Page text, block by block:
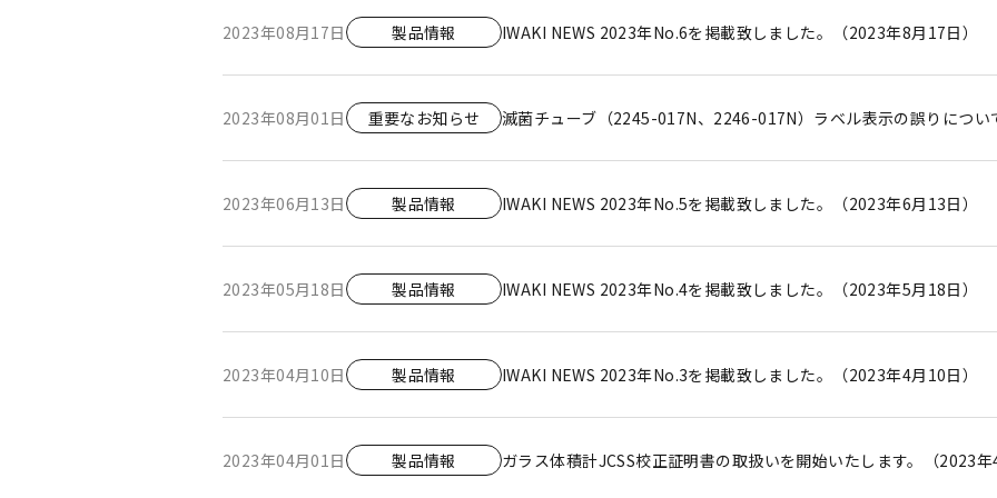
2023年08月17日 製品情報 IWAKI NEWS 2023年No.6を掲載致しました。（2023年8月17日）
2023年08月01日 重要なお知らせ 滅菌チューブ（2245-017N、2246-017N）ラベル表示の誤りについ
2023年06月13日 製品情報 IWAKI NEWS 2023年No.5を掲載致しました。（2023年6月13日）
2023年05月18日 製品情報 IWAKI NEWS 2023年No.4を掲載致しました。（2023年5月18日）
2023年04月10日 製品情報 IWAKI NEWS 2023年No.3を掲載致しました。（2023年4月10日）
2023年04月01日 製品情報 ガラス体積計JCSS校正証明書の取扱いを開始いたします。（2023年4